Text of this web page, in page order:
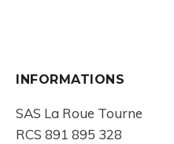
INFORMATIONS
SAS La Roue Tourne
RCS 891 895 328